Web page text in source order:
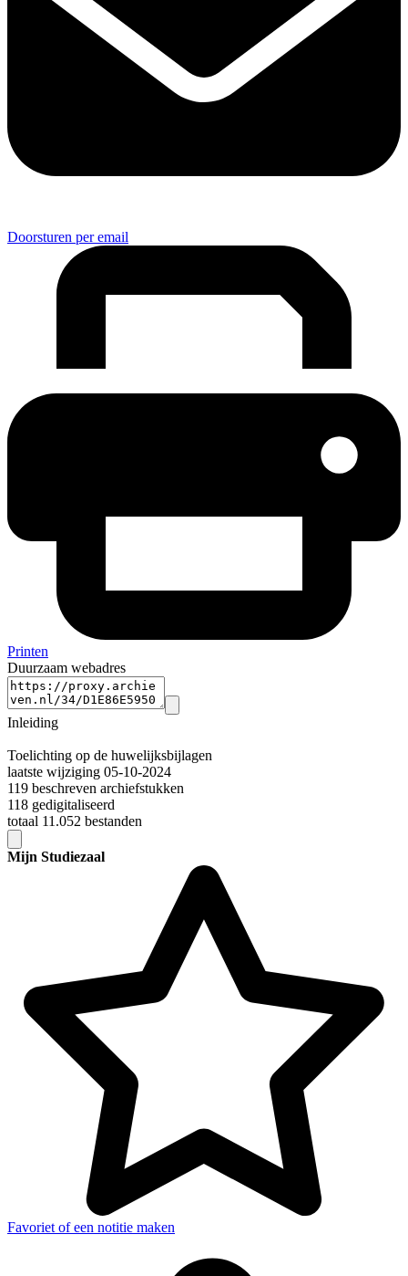
Doorsturen per email
Printen
Duurzaam webadres
Inleiding
Toelichting op de huwelijksbijlagen
laatste wijziging 05-10-2024
119 beschreven archiefstukken
118 gedigitaliseerd
totaal 11.052 bestanden
Mijn Studiezaal
Favoriet of een notitie maken